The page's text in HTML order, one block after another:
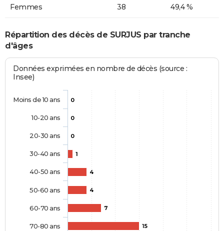
Femmes 38 49,4 %
Répartition des décès de SURJUS par tranche
d'âges
Données exprimées en nombre de décès (source :
Insee)
0
0
0
1
4
4
7
15
Moins de 10 ans
10-20 ans
20-30 ans
30-40 ans
40-50 ans
50-60 ans
60-70 ans
70-80 ans